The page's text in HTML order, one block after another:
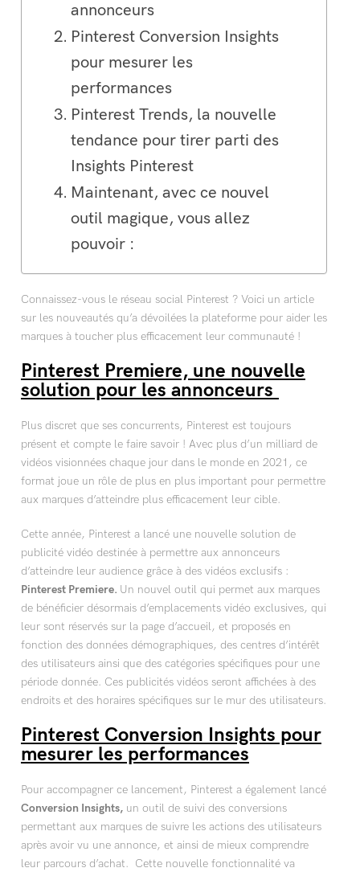
annonceurs
Pinterest Conversion Insights
pour mesurer les
performances
Pinterest Trends, la nouvelle
tendance pour tirer parti des
Insights Pinterest
Maintenant, avec ce nouvel
outil magique, vous allez
pouvoir :
Connaissez-vous le réseau social Pinterest ? Voici un article
sur les nouveautés qu’a dévoilées la plateforme pour aider les
marques à toucher plus efficacement leur communauté !
Pinterest Premiere, une nouvelle
solution pour les annonceurs
Plus discret que ses concurrents, Pinterest est toujours
présent et compte le faire savoir ! Avec plus d’un milliard de
vidéos visionnées chaque jour dans le monde en 2021, ce
format joue un rôle de plus en plus important pour permettre
aux marques d’atteindre plus efficacement leur cible.
Cette année, Pinterest a lancé une nouvelle solution de
publicité vidéo destinée à permettre aux annonceurs
d’atteindre leur audience grâce à des vidéos exclusifs :
Pinterest Premiere. Un nouvel outil qui permet aux marques
de bénéficier désormais d’emplacements vidéo exclusives, qui
leur sont réservés sur la page d’accueil, et proposés en
fonction des données démographiques, des centres d’intérêt
des utilisateurs ainsi que des catégories spécifiques pour une
période donnée. Ces publicités vidéos seront affichées à des
endroits et des horaires spécifiques sur le mur des utilisateurs.
Pinterest Conversion Insights pour
mesurer les performances
Pour accompagner ce lancement, Pinterest a également lancé
Conversion Insights,un outil de suivi des conversions
permettant aux marques de suivre les actions des utilisateurs
après avoir vu une annonce, et ainsi de mieux comprendre
leur parcours d’achat. Cette nouvelle fonctionnalité va